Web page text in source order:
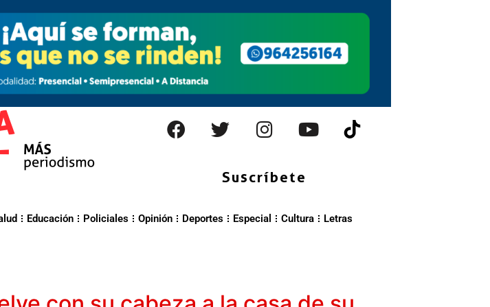
Suscríbete
Educación Policiales Opinión Deportes Especial Cultura Letras